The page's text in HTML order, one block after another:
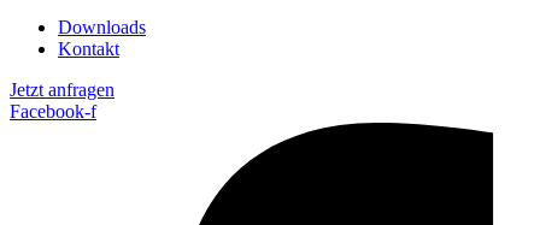
Downloads
Kontakt
Jetzt anfragen
Facebook-f